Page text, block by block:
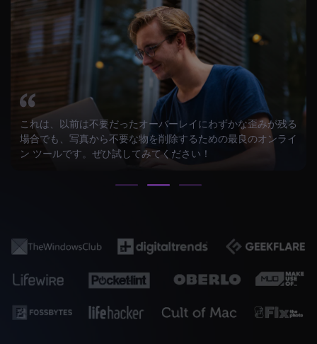
これは、以前は不要だったオーバーレイにわずかな歪みが残る
場合でも、写真から不要な物を削除するための最良のオンライ
ン ツールです。ぜひ試してみてください！